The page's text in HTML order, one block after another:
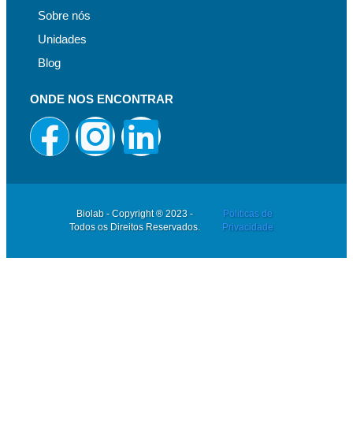
Sobre nós
Unidades
Blog
ONDE NOS ENCONTRAR
Biolab - Copyright ® 2023 -
Todos os Direitos Reservados.
Politicas de
Privacidade